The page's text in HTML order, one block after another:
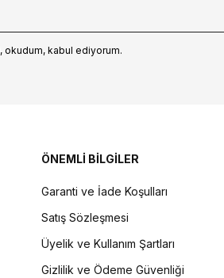
, okudum, kabul ediyorum.
ÖNEMLİ BİLGİLER
Garanti ve İade Koşulları
Satış Sözleşmesi
Üyelik ve Kullanım Şartları
Gizlilik ve Ödeme Güvenliği